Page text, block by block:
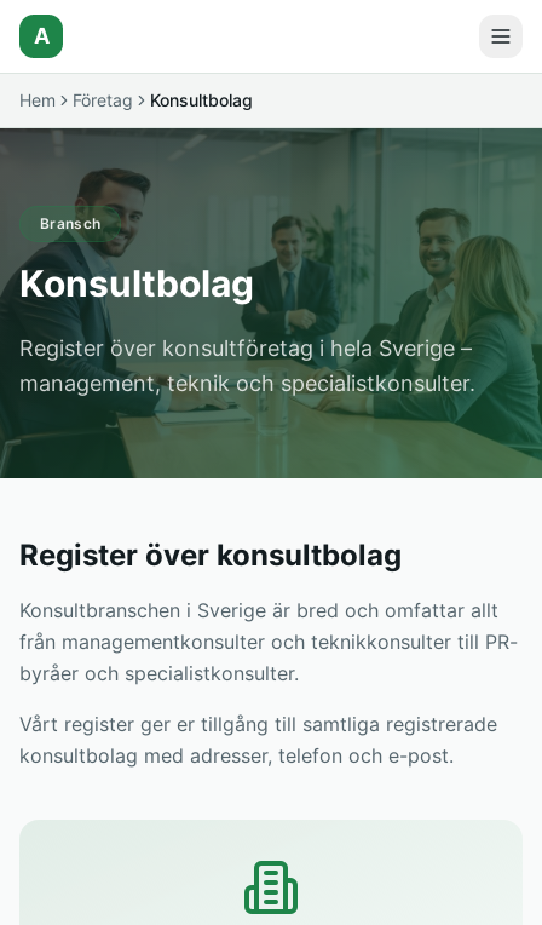
A
Hem Företag Konsultbolag
Bransch
Konsultbolag
Register över konsultföretag i hela Sverige –
management, teknik och specialistkonsulter.
Register över konsultbolag
Konsultbranschen i Sverige är bred och omfattar allt
från managementkonsulter och teknikkonsulter till PR-
byråer och specialistkonsulter.
Vårt register ger er tillgång till samtliga registrerade
konsultbolag med adresser, telefon och e-post.